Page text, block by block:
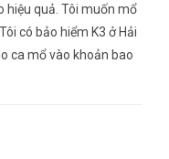
hiệu quả. Tôi muốn mổ
có bảo hiểm K3 ở Hải
ca mổ vào khoản bao